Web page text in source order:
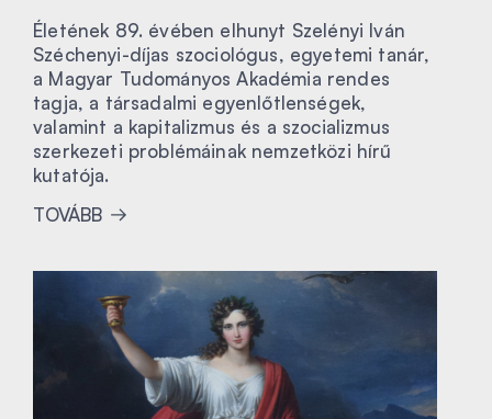
Életének 89. évében elhunyt Szelényi Iván
Széchenyi-díjas szociológus, egyetemi tanár,
a Magyar Tudományos Akadémia rendes
tagja, a társadalmi egyenlőtlenségek,
valamint a kapitalizmus és a szocializmus
szerkezeti problémáinak nemzetközi hírű
kutatója.
TOVÁBB